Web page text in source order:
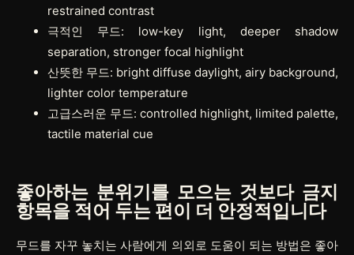
restrained contrast
극적인 무드: low-key light, deeper shadow
separation, stronger focal highlight
산뜻한 무드: bright diffuse daylight, airy background,
lighter color temperature
고급스러운 무드: controlled highlight, limited palette,
tactile material cue
좋아하는 분위기를 모으는 것보다 금지
항목을 적어 두는 편이 더 안정적입니다
무드를 자꾸 놓치는 사람에게 의외로 도움이 되는 방법은 좋아